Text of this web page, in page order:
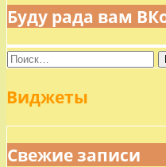
Буду рада вам
Найти:
Виджеты
Свежие записи